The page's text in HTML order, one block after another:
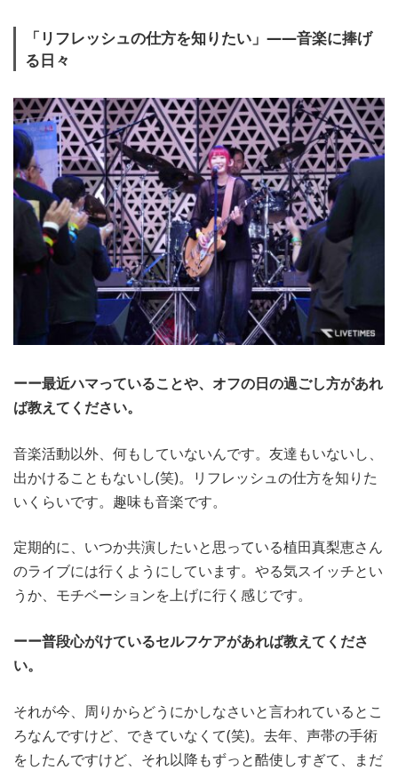
「リフレッシュの仕方を知りたい」――音楽に捧げ
る日々
ーー最近ハマっていることや、オフの日の過ごし方があれ
ば教えてください。
音楽活動以外、何もしていないんです。友達もいないし、
出かけることもないし(笑)。リフレッシュの仕方を知りた
いくらいです。趣味も音楽です。
定期的に、いつか共演したいと思っている植田真梨恵さん
のライブには行くようにしています。やる気スイッチとい
うか、モチベーションを上げに行く感じです。
ーー普段心がけているセルフケアがあれば教えてくださ
い。
それが今、周りからどうにかしなさいと言われているとこ
ろなんですけど、できていなくて(笑)。去年、声帯の手術
をしたんですけど、それ以降もずっと酷使しすぎて、まだ